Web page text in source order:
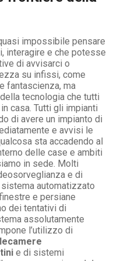
impossibile pensare
interagire e che potesse
di avvisarci o
su infissi, come
fantascienza, ma
tecnologia che tutti
casa. Tutti gli impianti
di avere un impianto di
e avvisi le
sta accadendo al
delle case e ambiti
in sede. Molti
e di
automatizzato
e persiane
dei tentativi di
assolutamente
l’utilizzo di
e di sistemi